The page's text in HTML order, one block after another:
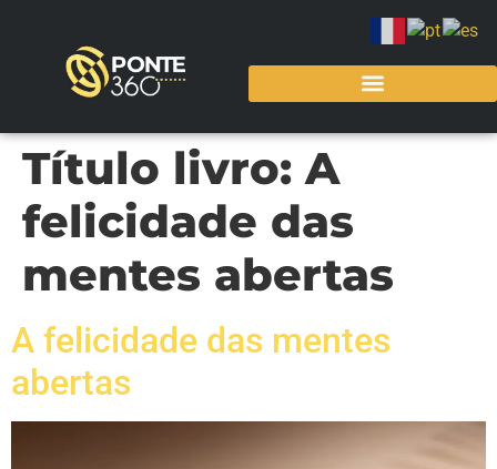
Título livro:A
felicidade das
mentes abertas
A felicidade das mentes
abertas